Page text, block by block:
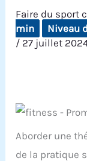
Faire du sport
min
Niveau
/ 27 juillet
Aborder une
de la pratique